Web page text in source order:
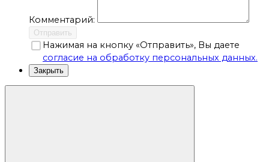
Комментарий:
Отправить
Нажимая на кнопку «Отправить», Вы даете
согласие на обработку персональных данных.
Закрыть